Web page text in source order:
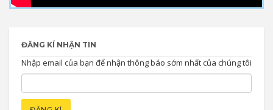
ĐĂNG KÍ NHẬN TIN
Nhập email của bạn để nhận thông báo sớm nhất của chúng tôi